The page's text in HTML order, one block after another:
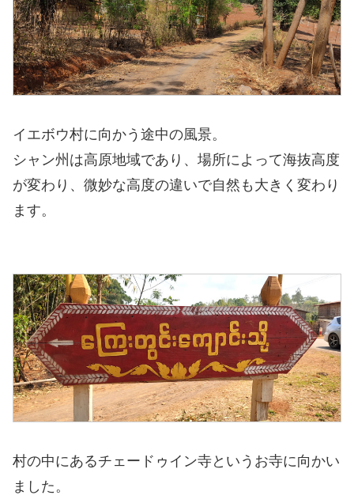
イエボウ村に向かう途中の風景。
シャン州は高原地域であり、場所によって海抜高度
が変わり、微妙な高度の違いで自然も大きく変わり
ます。
村の中にあるチェードゥイン寺というお寺に向かい
ました。